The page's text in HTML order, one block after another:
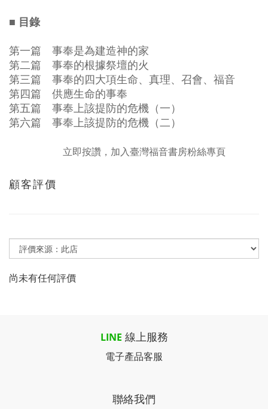
■ 目錄
第一篇 事奉是為建造神的家
第二篇 事奉的根據祭壇的火
第三篇 事奉的四大項生命、真理、召會、福音
第四篇 供應生命的事奉
第五篇 事奉上該提防的危機（一）
第六篇 事奉上該提防的危機（二）
立即按讚，加入臺灣福音書房粉絲專頁
顧客評價
尚未有任何評價
LINE 線上服務
電子產品客服
聯絡我們